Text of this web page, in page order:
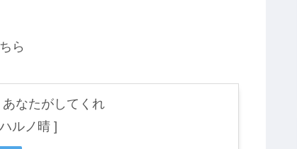
ら
あなたがしてくれ
ルノ晴 ]